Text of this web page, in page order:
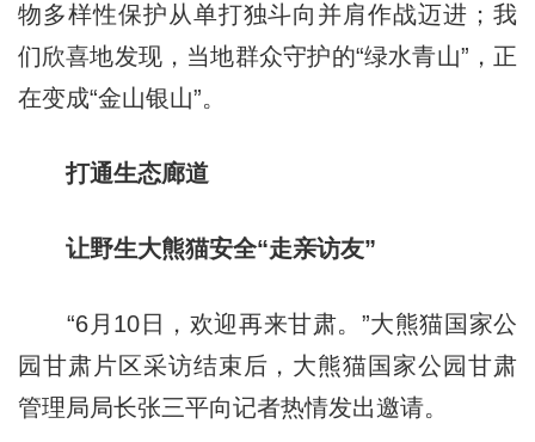
物多样性保护从单打独斗向并肩作战迈进；我
们欣喜地发现，当地群众守护的“绿水青山”，正
在变成“金山银山”。
打通生态廊道
让野生大熊猫安全“走亲访友”
“6月10日，欢迎再来甘肃。”大熊猫国家公
园甘肃片区采访结束后，大熊猫国家公园甘肃
管理局局长张三平向记者热情发出邀请。